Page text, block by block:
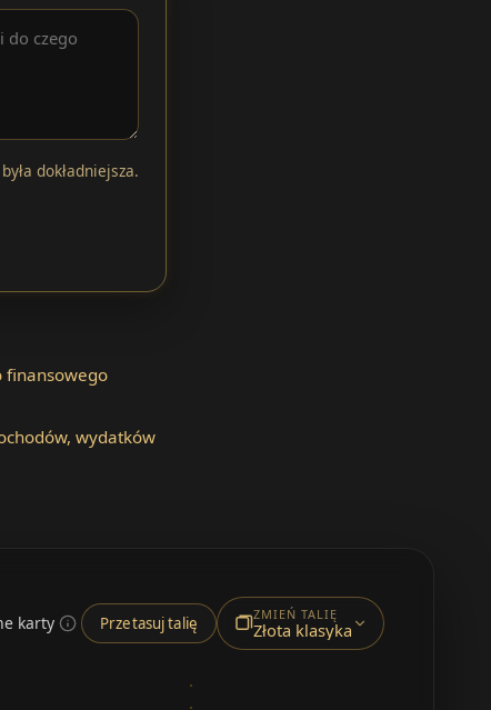
dokładniejsza.
finansowego
wydatków
karty Przetasuj talię ZMIEŃ TALIĘ
Złota klasyka